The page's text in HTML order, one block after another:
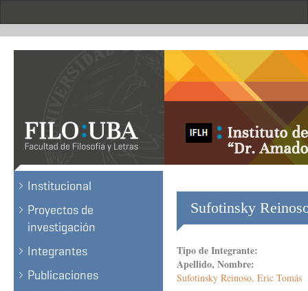
Institucional
Proyectos de
investigación
Integrantes
Publicaciones
Sufotinsky
Tipo de Integrante:
Apellido, Nombre:
Sufotinsky Reinoso, Eric Tomás